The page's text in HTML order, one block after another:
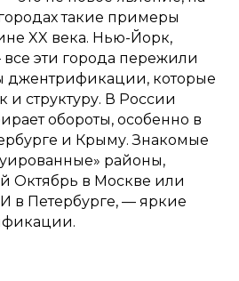
такие примеры
XX века. Нью-Йорк,
эти города пережили
джентрификации, которые
структуру. В России
обороты, особенно в
и Крыму. Знакомые
районы,
Октябрь в Москве или
в Петербурге, — яркие